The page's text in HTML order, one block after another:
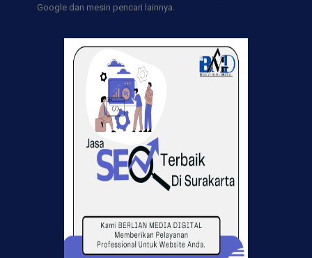
Google dan mesin pencari lainnya.